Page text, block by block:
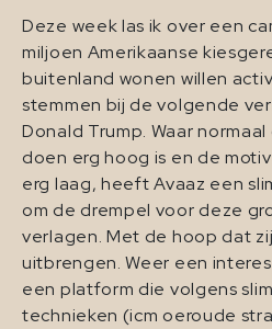
Deze week las ik over een
miljoen Amerikaanse
buitenland wonen willen
stemmen bij de volgende
Donald Trump. Waar
doen erg hoog is en de
erg laag, heeft Avaaz een
om de drempel voor deze
verlagen. Met de hoop dat
uitbrengen. Weer een
een platform die volgens
technieken (icm oeroude